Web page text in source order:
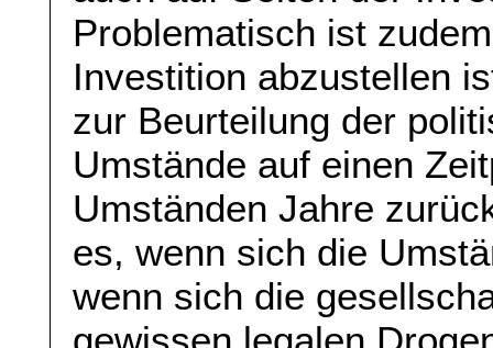
Problematisch ist
Investition abzustellen
zur Beurteilung der
Umstände auf einen
Umständen Jahre
es, wenn sich die
wenn sich die